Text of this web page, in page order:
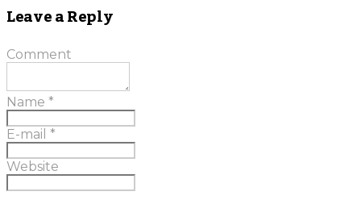
Leave a Reply
Comment
Name *
E-mail *
Website